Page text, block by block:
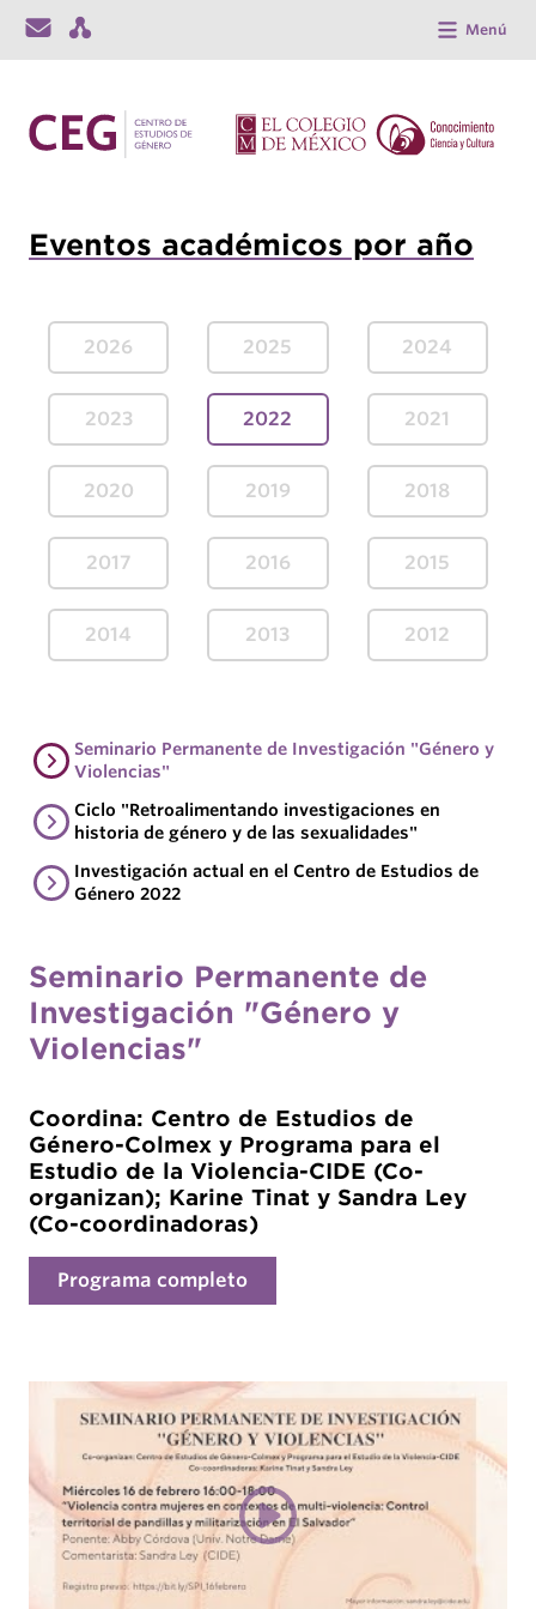
Menú
Eventos académicos por año
2026 2025 2024
2023 2022 2021
2020 2019 2018
2017 2016 2015
2014 2013 2012
Seminario Permanente de Investigación "Género y
Violencias"
Ciclo "Retroalimentando investigaciones en
historia de género y de las sexualidades"
Investigación actual en el Centro de Estudios de
Género 2022
Seminario Permanente de
Investigación "Género y
Violencias"
Coordina: Centro de Estudios de
Género-Colmex y Programa para el
Estudio de la Violencia-CIDE (Co-
organizan); Karine Tinat y Sandra Ley
(Co-coordinadoras)
Programa completo